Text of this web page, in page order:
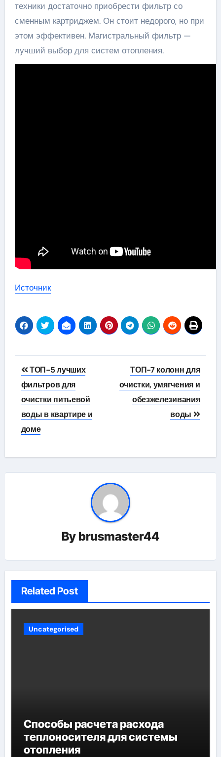
техники достаточно приобрести фильтр со
сменным картриджем. Он стоит недорого, но при
этом эффективен. Магистральный фильтр —
лучший выбор для систем отопления.
Источник
Навигация
по
записям
ТОП-5 лучших
фильтров для
очистки питьевой
воды в квартире и
доме
ТОП-7 колонн для
очистки, умягчения и
обезжелезивания
воды
By brusmaster44
Related Post
Uncategorised
Способы расчета расхода
теплоносителя для системы
отопления